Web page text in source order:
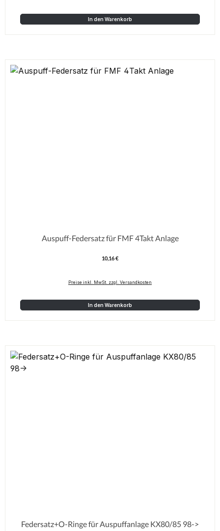
In den Warenkorb
Auspuff-Federsatz für FMF 4Takt Anlage
Regulärer Preis:
10,16 €
Preise inkl. MwSt. zzgl. Versandkosten
In den Warenkorb
Federsatz+O-Ringe für Auspuffanlage KX80/85 98->